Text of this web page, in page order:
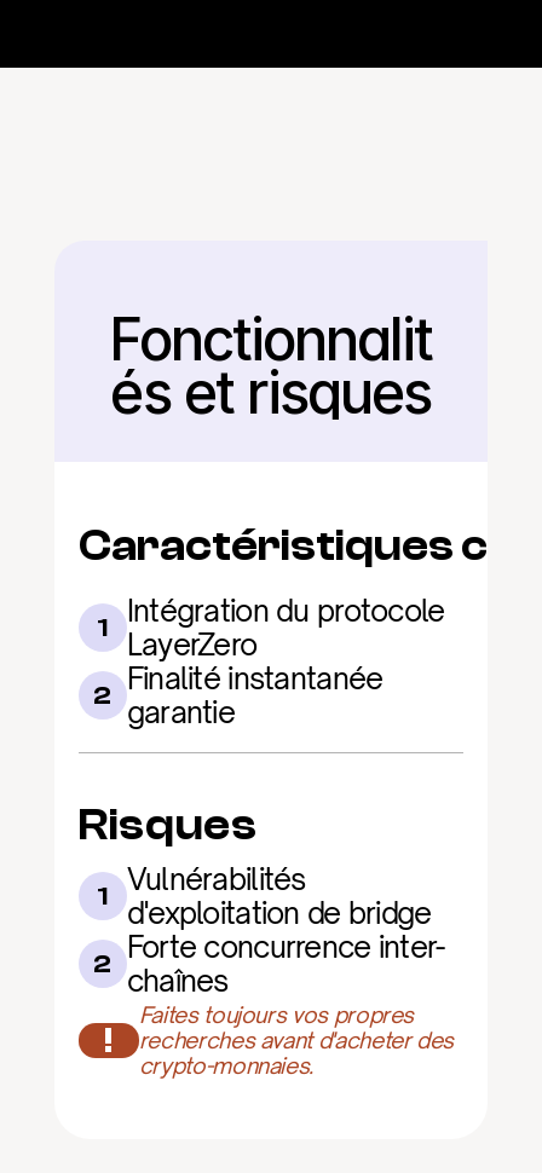
Retour
Fonctionnalit
és et risques
Caractéristiques
1
Intégration du protocole
LayerZero
2 Finalité instantanée
garantie
Risques
1
Vulnérabilités
d'exploitation de bridge
2 Forte concurrence inter-
chaînes
!
Faites toujours vos propres
recherches avant d'acheter des
crypto-monnaies.